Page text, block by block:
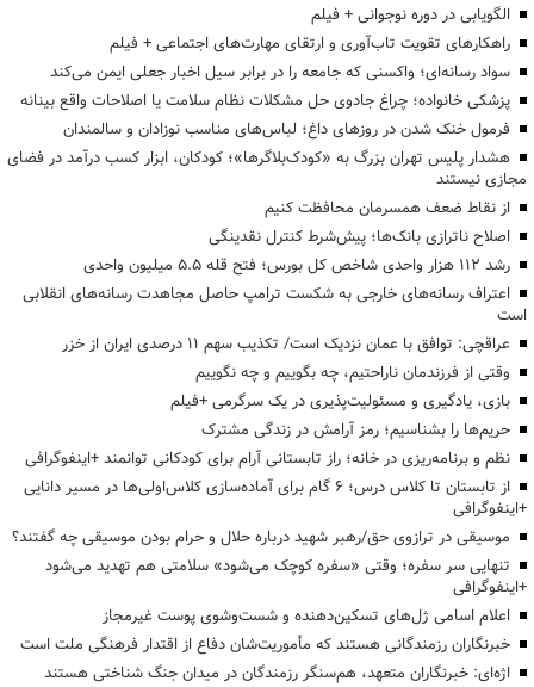
الگویابی در دوره نوجوانی + فیلم
راهکارهای تقویت تاب‌آوری و ارتقای مهارت‌های اجتماعی + فیلم
سواد رسانه‌ای؛ واکسنی که جامعه را در برابر سیل اخبار جعلی ایمن می‌کند
پزشکی خانواده؛ چراغ جادوی حل مشکلات نظام سلامت یا اصلاحات واقع بینانه
فرمول خنک شدن در روزهای داغ؛ لباس‌های مناسب نوزادان و سالمندان
هشدار پلیس تهران بزرگ به «کودک‌بلاگرها»؛ کودکان، ابزار کسب درآمد در فضای
مجازی نیستند
از نقاط ضعف همسرمان محافظت کنیم
اصلاح ناترازی بانک‌ها؛ پیش‌شرط کنترل نقدینگی
رشد ۱۱۲ هزار واحدی شاخص کل بورس؛ فتح قله ۵.۵ میلیون واحدی
اعتراف رسانه‌های خارجی به شکست ترامپ حاصل مجاهدت رسانه‌های انقلابی
است
عراقچی: توافق با عمان نزدیک است/ تکذیب سهم ۱۱ درصدی ایران از خزر
وقتی از فرزندمان ناراحتیم، چه بگوییم و چه نگوییم
بازی، یادگیری و مسئولیت‌پذیری در یک سرگرمی +فیلم
حریم‌ها را بشناسیم؛ رمز آرامش در زندگی مشترک
نظم و برنامه‌ریزی در خانه؛ راز تابستانی آرام برای کودکانی توانمند +اینفوگرافی
از تابستان تا کلاس درس؛ ۶ گام برای آماده‌سازی کلاس‌اولی‌ها در مسیر دانایی
+اینفوگرافی
موسیقی در ترازوی حق/رهبر شهید درباره حلال و حرام بودن موسیقی چه گفتند؟
تنهایی سر سفره؛ وقتی «سفره کوچک می‌شود» سلامتی هم تهدید می‌شود
+اینفوگرافی
اعلام اسامی ژل‌های تسکین‌دهنده و شست‌وشوی پوست غیرمجاز
خبرنگاران رزمندگانی هستند که مأموریت‌شان دفاع از اقتدار فرهنگی ملت است
اژه‌ای: خبرنگاران متعهد، هم‌سنگر رزمندگان در میدان جنگ شناختی هستند